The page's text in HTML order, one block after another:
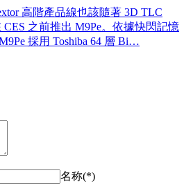
高階產品線也該隨著 3D TLC
之前推出 M9Pe。依據快閃記憶
採用 Toshiba 64 層 Bi…
名称(*)